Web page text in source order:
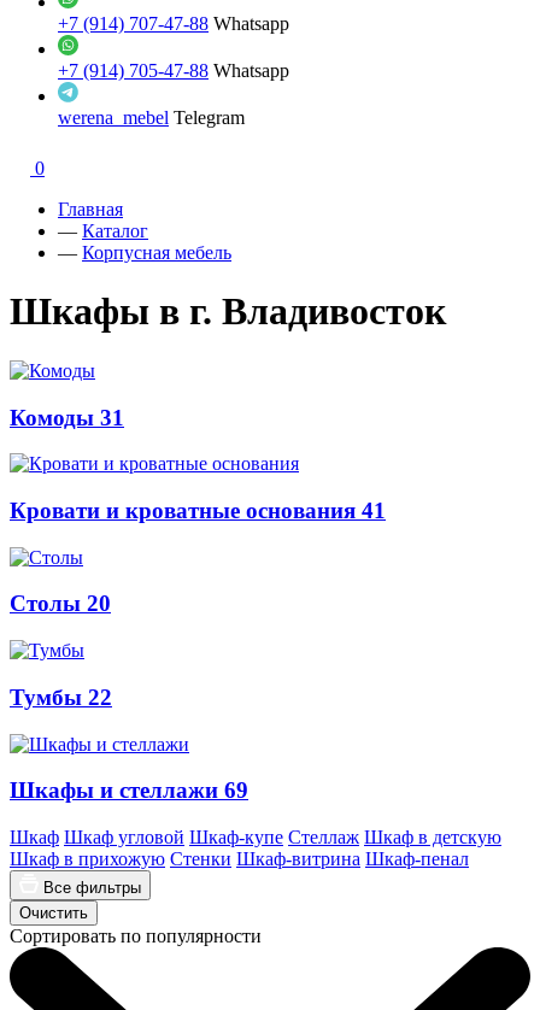
+7 (914) 707-47-88 Whatsapp
+7 (914) 705-47-88 Whatsapp
werena_mebel Telegram
0
Главная
— Каталог
— Корпусная мебель
Шкафы в г. Владивосток
Комоды 31
Кровати и кроватные основания 41
Столы 20
Тумбы 22
Шкафы и стеллажи 69
Шкаф Шкаф угловой Шкаф-купе Стеллаж Шкаф в детскую
Шкаф в прихожую Стенки Шкаф-витрина Шкаф-пенал
Все фильтры
Очистить
Сортировать по популярности